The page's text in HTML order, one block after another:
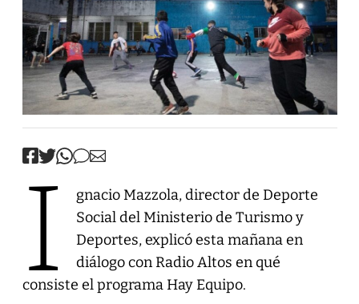
I
gnacio Mazzola, director de Deporte
Social del Ministerio de Turismo y
Deportes, explicó esta mañana en
diálogo con Radio Altos en qué
consiste el programa Hay Equipo.